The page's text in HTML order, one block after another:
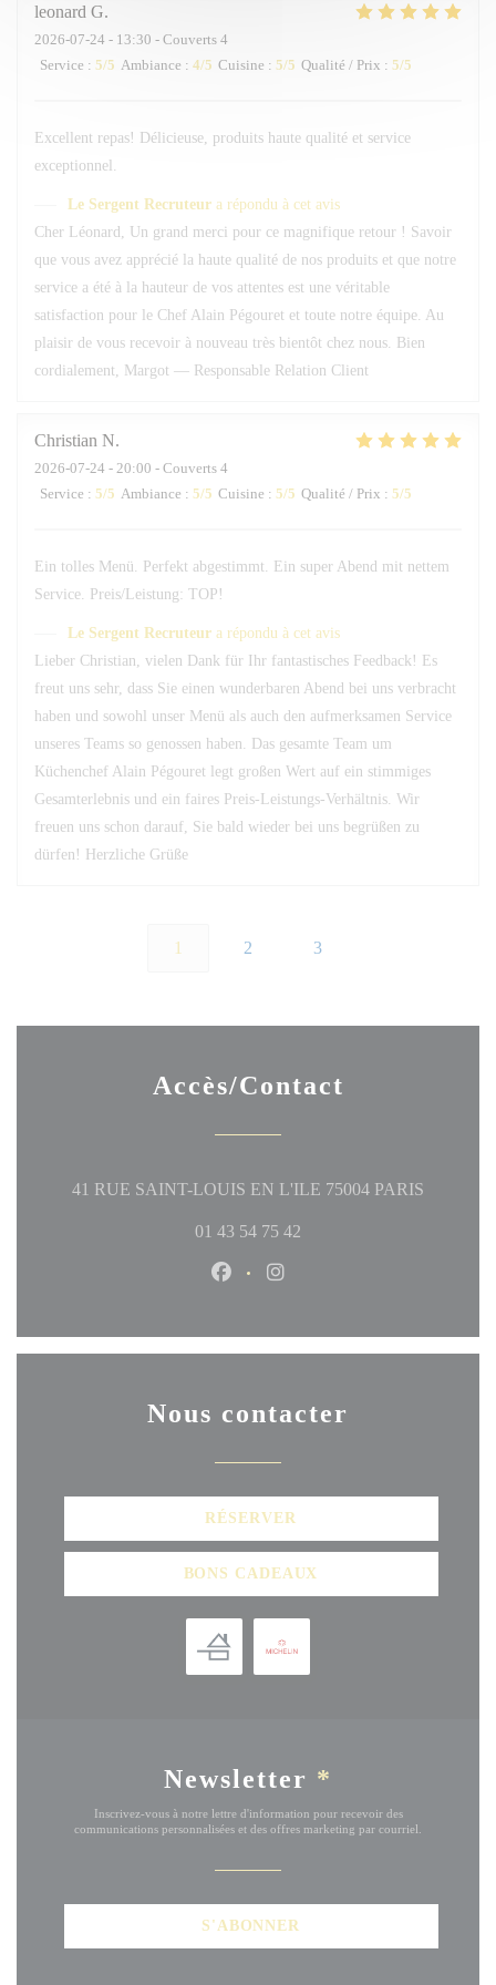
leonard G
2026-07-24 - 13:30 - Couverts 4
Service : 5/5 Ambiance : 4/5 Cuisine : 5/5 Qualité / Prix : 5/5
Excellent repas! Délicieuse, produits haute qualité et service
exceptionnel.
Le Sergent Recruteur a répondu à cet avis
Cher Léonard, Un grand merci pour ce magnifique retour ! Savoir
que vous avez apprécié la haute qualité de nos produits et que notre
service a été à la hauteur de vos attentes est une véritable
satisfaction pour le Chef Alain Pégouret et toute notre équipe. Au
plaisir de vous recevoir à nouveau très bientôt chez nous. Bien
cordialement, Margot — Responsable Relation Client
Christian N
2026-07-24 - 20:00 - Couverts 4
Service : 5/5 Ambiance : 5/5 Cuisine : 5/5 Qualité / Prix : 5/5
Ein tolles Menü. Perfekt abgestimmt. Ein super Abend mit nettem
Service. Preis/Leistung: TOP!
Le Sergent Recruteur a répondu à cet avis
Lieber Christian, vielen Dank für Ihr fantastisches Feedback! Es
freut uns sehr, dass Sie einen wunderbaren Abend bei uns verbracht
haben und sowohl unser Menü als auch den aufmerksamen Service
unseres Teams so genossen haben. Das gesamte Team um
Küchenchef Alain Pégouret legt großen Wert auf ein stimmiges
Gesamterlebnis und ein faires Preis-Leistungs-Verhältnis. Wir
freuen uns schon darauf, Sie bald wieder bei uns begrüßen zu
dürfen! Herzliche Grüße
1 2 3
Accès/Contact
41 RUE SAINT-LOUIS EN L'ILE 75004 PARIS
01 43 54 75 42
Facebook ((ouvre une nouvelle
Nous contacter
RÉSERVER
BONS CADEAUX
Newsletter *
Inscrivez-vous à notre lettre d'information pour recevoir des
communications personnalisées et des offres marketing par courriel.
S'ABONNER